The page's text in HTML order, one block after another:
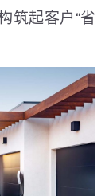
筑起客户“省